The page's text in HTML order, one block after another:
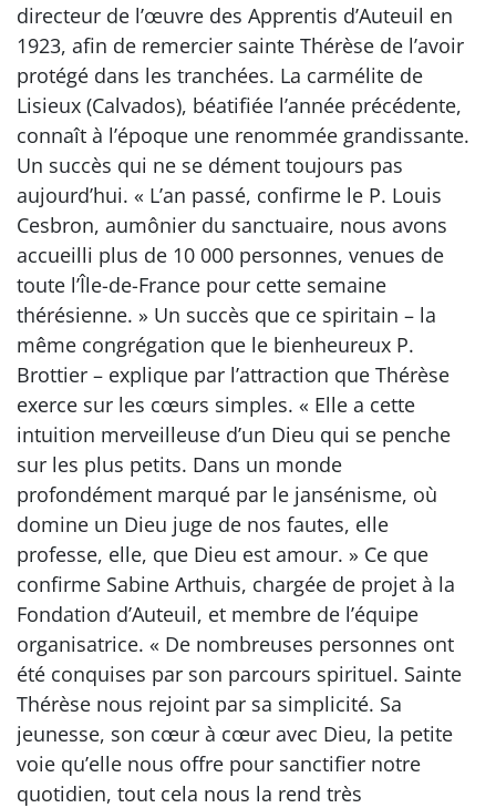
directeur de l’œuvre des Apprentis d’Auteuil en
1923, afin de remercier sainte Thérèse de l’avoir
protégé dans les tranchées. La carmélite de
Lisieux (Calvados), béatifiée l’année précédente,
connaît à l’époque une renommée grandissante.
Un succès qui ne se dément toujours pas
aujourd’hui. « L’an passé, confirme le P. Louis
Cesbron, aumônier du sanctuaire, nous avons
accueilli plus de 10 000 personnes, venues de
toute l’Île-de-France pour cette semaine
thérésienne. » Un succès que ce spiritain – la
même congrégation que le bienheureux P.
Brottier – explique par l’attraction que Thérèse
exerce sur les cœurs simples. « Elle a cette
intuition merveilleuse d’un Dieu qui se penche
sur les plus petits. Dans un monde
profondément marqué par le jansénisme, où
domine un Dieu juge de nos fautes, elle
professe, elle, que Dieu est amour. » Ce que
confirme Sabine Arthuis, chargée de projet à la
Fondation d’Auteuil, et membre de l’équipe
organisatrice. « De nombreuses personnes ont
été conquises par son parcours spirituel. Sainte
Thérèse nous rejoint par sa simplicité. Sa
jeunesse, son cœur à cœur avec Dieu, la petite
voie qu’elle nous offre pour sanctifier notre
quotidien, tout cela nous la rend très